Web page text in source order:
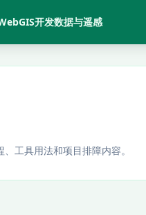
开发数据与遥感
工具用法和项目排障内容。